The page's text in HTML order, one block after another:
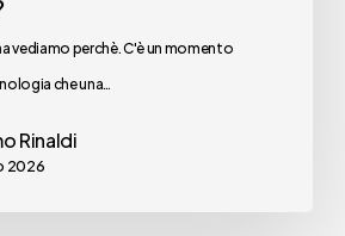
vediamo perchè. C'è un momento
che una…
Rinaldi
2026